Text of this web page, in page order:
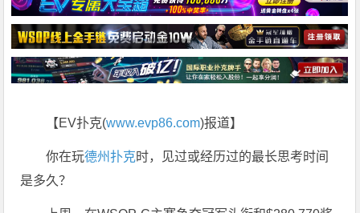
【EV扑克(www.evp86.com)报道】
你在玩德州扑克时，见过或经历过的最长思考时间
是多久？